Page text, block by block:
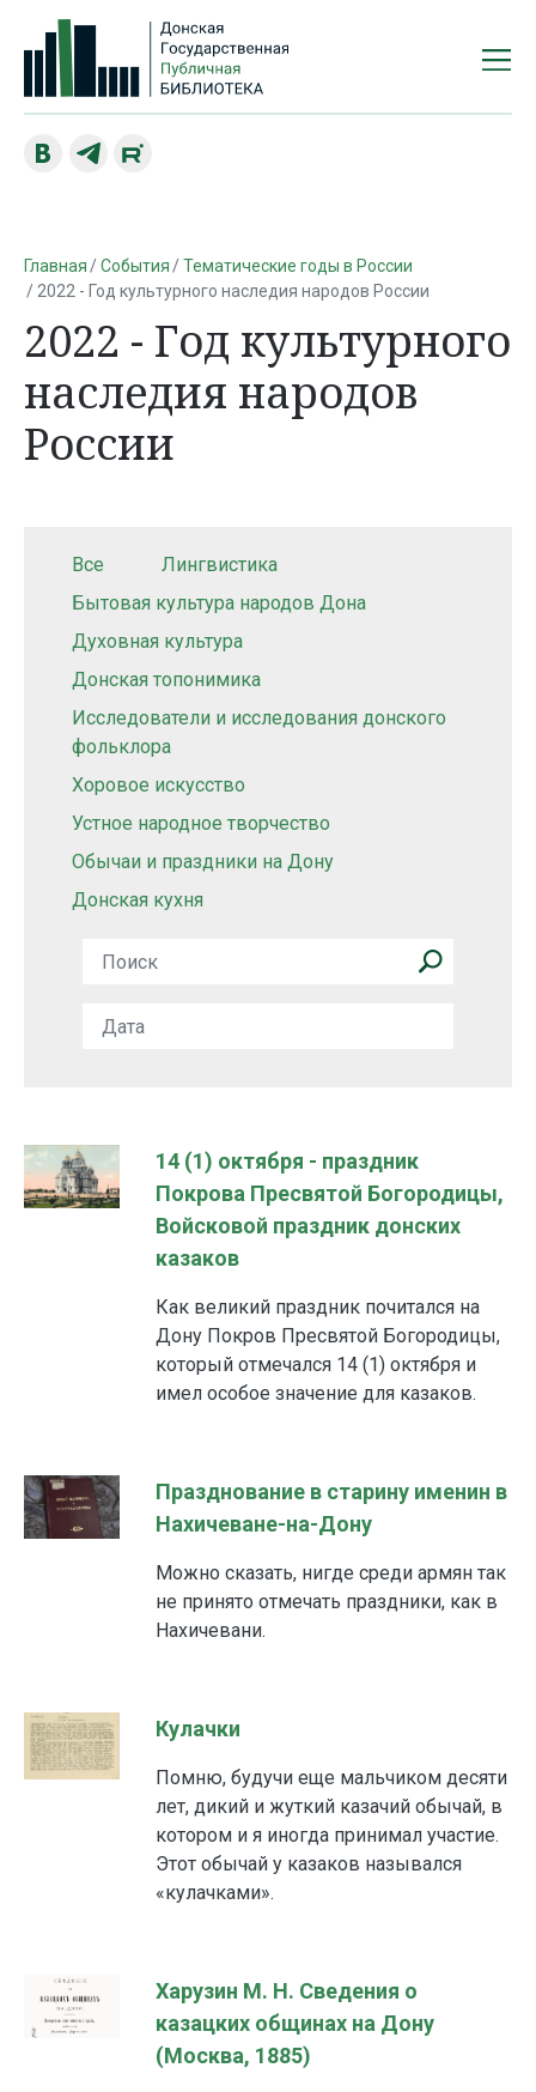
Главная События
Тематические годы в России
2022 - Год культурного наследия народов России
2022 - Год культурного
наследия народов
России
Все
Лингвистика
Бытовая культура народов Дона
Духовная культура
Донская топонимика
Исследователи и исследования донского
фольклора
Хоровое искусство
Устное народное творчество
Обычаи и праздники на Дону
Донская кухня
14 (1) октября - праздник
Покрова Пресвятой Богородицы,
Войсковой праздник донских
казаков
Как великий праздник почитался на
Дону Покров Пресвятой Богородицы,
который отмечался 14 (1) октября и
имел особое значение для казаков.
Празднование в старину именин в
Нахичеване-на-Дону
Можно сказать, нигде среди армян так
не принято отмечать праздники, как в
Нахичевани.
Кулачки
Помню, будучи еще мальчиком десяти
лет, дикий и жуткий казачий обычай, в
котором и я иногда принимал участие.
Этот обычай у казаков назывался
«кулачками».
Харузин М. Н. Сведения о
казацких общинах на Дону
(Москва, 1885)